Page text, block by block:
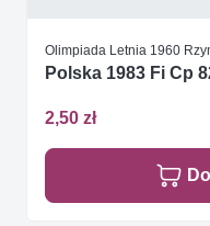
Olimpiada Letnia 1960
Polska 1983 Fi Cp
2,50 zł